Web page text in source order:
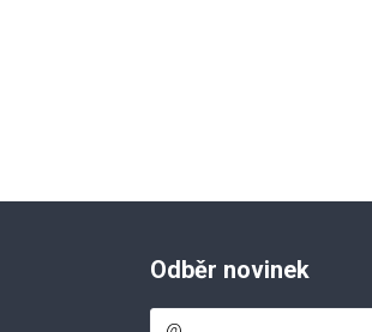
Odběr novinek